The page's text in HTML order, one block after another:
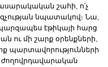
շահի, ո՛չ
նպատակով։ Նա,
էթիկայի հարց
ու մի շարք օրենքների,
պարտավորությունների
ժողովրդավարական